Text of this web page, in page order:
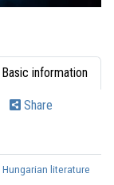
Basic information
Share
Hungarian literature